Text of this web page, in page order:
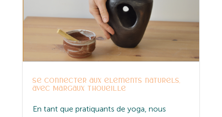
Se connecter aux éléments naturels,
avec Margaux Thoueille
En tant que pratiquants de yoga, nous